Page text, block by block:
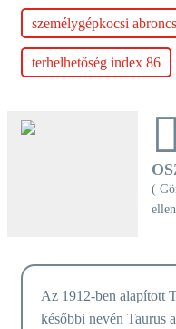
személygépkocsi abroncs
terhelhetőség index 86
(
Az 1912-ben alapított
későbbi nevén Taurus